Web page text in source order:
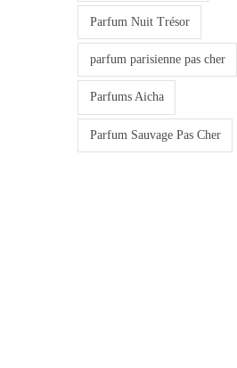
e
e
Parfum Nuit Trésor
parfum parisienne pas cher
Parfums Aicha
Parfum Sauvage Pas Cher